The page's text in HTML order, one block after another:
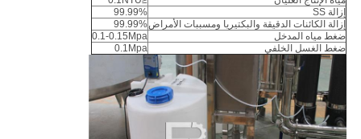
إزالة SS
99.99%
إزالة الكائنات الدقيقة والبكتيريا ومسببات الأمراض99.99%
ضغط مياه المدخل
0.1-0.15Mpa
ضغط الغسل الخلفي
0.1Mpa